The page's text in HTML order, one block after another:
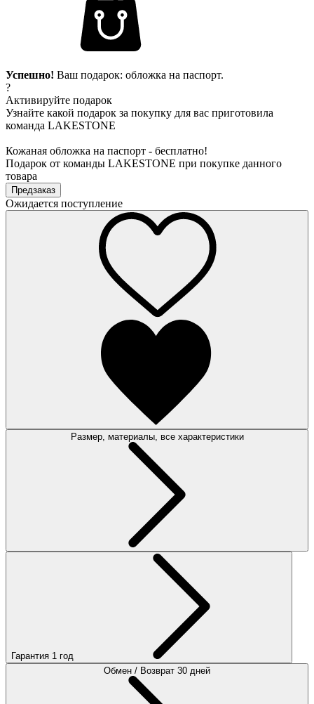
Успешно! Ваш подарок: обложка на паспорт.
?
Активируйте подарок
Узнайте какой подарок за покупку для вас приготовила
команда LAKESTONE
Кожаная обложка на паспорт - бесплатно!
Подарок от команды LAKESTONE при покупке данного
товара
Предзаказ
Ожидается поступление
Размер, материалы, все характеристики
Гарантия 1 год
Обмен / Возврат 30 дней